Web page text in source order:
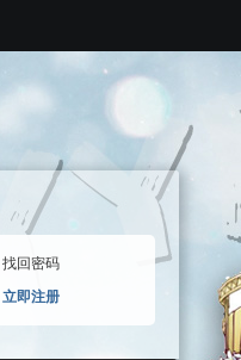
找回密码
立即注册